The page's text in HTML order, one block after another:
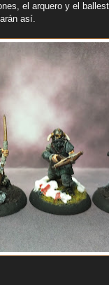
el arquero y el
así.